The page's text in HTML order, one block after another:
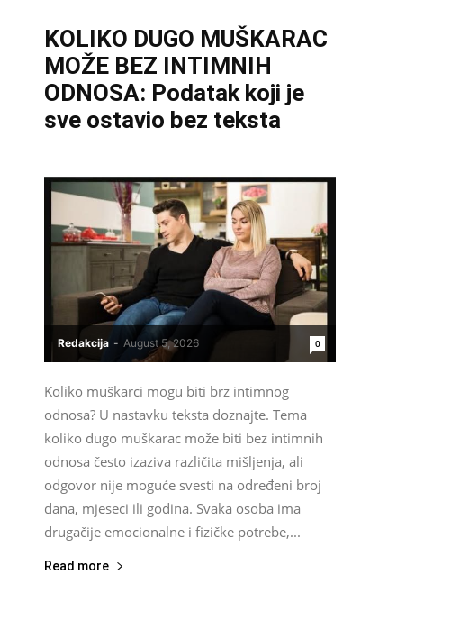
KOLIKO DUGO MUŠKARAC
MOŽE BEZ INTIMNIH
ODNOSA: Podatak koji je
sve ostavio bez teksta
Redakcija - August 5, 2026 0
Koliko muškarci mogu biti brz intimnog
odnosa? U nastavku teksta doznajte. Tema
koliko dugo muškarac može biti bez intimnih
odnosa često izaziva različita mišljenja, ali
odgovor nije moguće svesti na određeni broj
dana, mjeseci ili godina. Svaka osoba ima
drugačije emocionalne i fizičke potrebe,...
Read more